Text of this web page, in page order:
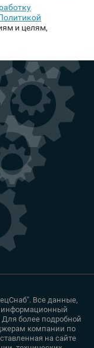
и целям,
Все данные,
информационный
более подробной
компании по
на сайте